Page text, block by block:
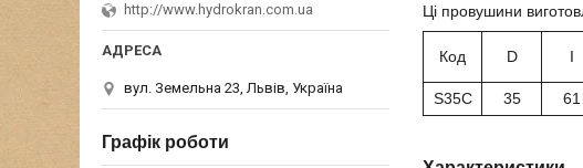
Ці провушини
Код D I
S35C 35 61
http://www.hydrokran.com.ua
вул. Земельна 23, Львів, Україна
Графік роботи